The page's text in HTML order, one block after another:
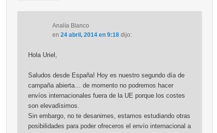
Analía Blanco
en 24 abril, 2014 en 9:18 dijo:
Hola Uriel,
Saludos desde España! Hoy es nuestro segundo día de
campaña abierta… de momento no podremos hacer
envíos internacionales fuera de la UE porque los costes
son elevadísimos.
Sin embargo, no te desanimes, estamos estudiando otras
posibilidades para poder ofreceros el envío internacional a